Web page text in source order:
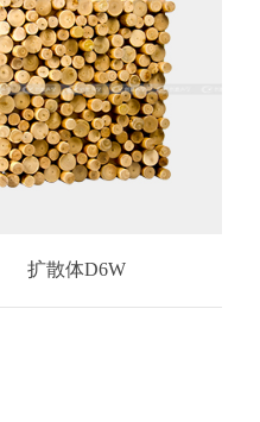
扩散体D6W